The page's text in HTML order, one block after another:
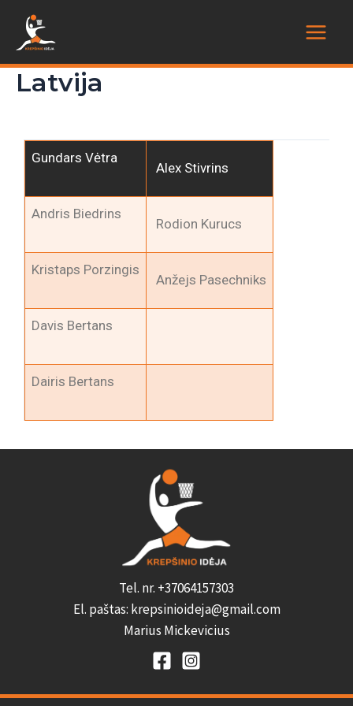
Latvija
Gundars Vėtra
Alex Stivrins
Andris Biedrins
Rodion Kurucs
Kristaps Porzingis
Anžejs Pasechniks
Davis Bertans
Dairis Bertans
Tel. nr. +37064157303
El. paštas: krepsinioideja@gmail.com
Marius Mickevicius